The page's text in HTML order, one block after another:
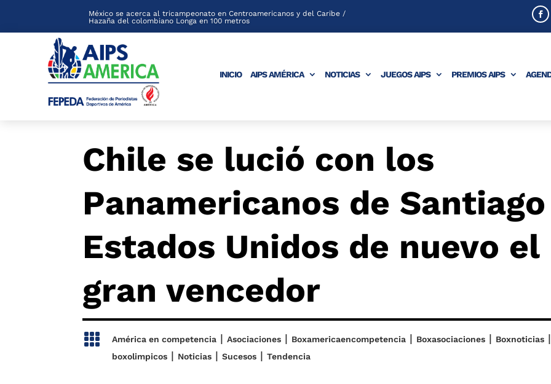
México se acerca al tricampeonato en Centroamericanos y del Caribe /
Hazaña del colombiano Longa en 100 metros
INICIO AIPS AMÉRICA NOTICIAS JUEGOS AIPS PREMIOS AIPS
Chile se lució con los
Panamericanos de
Estados Unidos de nuevo el
gran vencedor
 América en competencia| Asociaciones| Boxamericaencompetencia| Boxasociaciones| Boxnoticias|
boxolimpicos| Noticias| Sucesos| Tendencia